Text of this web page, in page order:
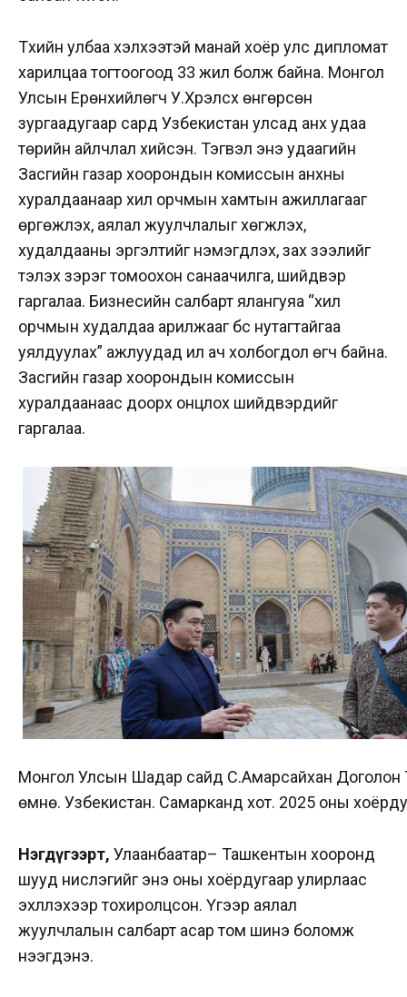
Түүхийн улбаа хэлхээтэй манай хоёр улс дипломат
харилцаа тогтоогоод 33 жил болж байна. Монгол
Улсын Ерөнхийлөгч У.Хүрэлсүх өнгөрсөн
зургаадугаар сард Узбекистан улсад анх удаа
төрийн айлчлал хийсэн. Тэгвэл энэ удаагийн
Засгийн газар хоорондын комиссын анхны
хуралдаанаар хил орчмын хамтын ажиллагааг
өргөжүүлэх, аялал жуулчлалыг хөгжүүлэх,
худалдааны эргэлтийг нэмэгдүүлэх, зах зээлийг
тэлэх зэрэг томоохон санаачилга, шийдвэр
гаргалаа. Бизнесийн салбарт ялангуяа “хил
орчмын худалдаа арилжааг бүс нутагтайгаа
уялдуулах” ажлуудад илүү ач холбогдол өгч байна.
Засгийн газар хоорондын комиссын
хуралдаанаас доорх онцлох шийдвэрүүдийг
гаргалаа.
Монгол Улсын Шадар сайд С.Амарсайхан
өмнө. Узбекистан. Самарканд хот. 2025 оны
Нэгдүгээрт, Улаанбаатар– Ташкентын хооронд
шууд нислэгийг энэ оны хоёрдугаар улирлаас
эхлүүлэхээр тохиролцсон. Үүгээр аялал
жуулчлалын салбарт асар том шинэ боломж
нээгдэнэ.